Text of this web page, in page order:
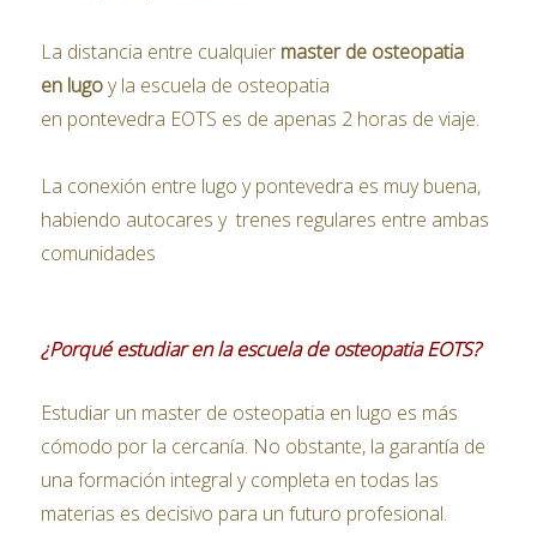
La distancia entre cualquier master de osteopatia
en lugoy la escuela de osteopatia
en pontevedra EOTS es de apenas 2 horas de viaje.
La conexión entre lugo y pontevedra es muy buena,
habiendo autocares y trenes regulares entre ambas
comunidades
¿Porqué estudiar en la escuela de osteopatia EOTS?
Estudiar un master de osteopatia en lugo es más
cómodo por la cercanía. No obstante, la garantía de
una formación integral y completa en todas las
materias es decisivo para un futuro profesional.